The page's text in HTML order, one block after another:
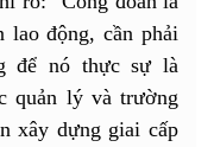
lao động, cần phải
để nó thực sự là
quản lý và trường
xây dựng giai cấp